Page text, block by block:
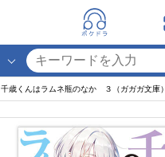
千歳くんはラムネ瓶のなか ３（ガガガ文庫）